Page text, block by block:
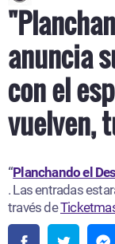
anuncia
con el
vuelven,
“Planchando el
. Las entradas
través de